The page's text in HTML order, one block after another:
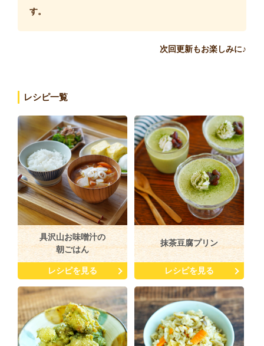
す。
次回更新もお楽しみに♪
レシピ一覧
具沢山お味噌汁の
朝ごはん
レシピを見る
抹茶豆腐プリン
レシピを見る